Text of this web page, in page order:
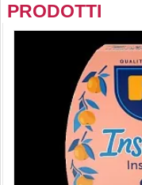
PRODOTTI